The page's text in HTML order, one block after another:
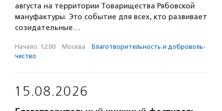
августа на территории Товарищества Рябовской
мануфактуры. Это событие для всех, кто развивает
созидательные…
Начало: 12:00 · Москва · Благотвори­тель­ность и доброволь­
чест­во
15.08.2026